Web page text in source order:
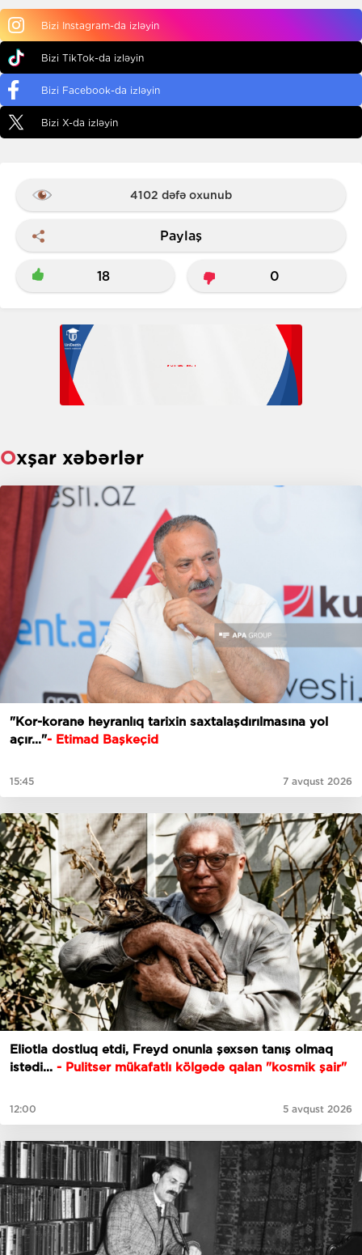
Bizi Instagram-da izləyin
Bizi TikTok-da izləyin
Bizi Facebook-da izləyin
Bizi X-da izləyin
4102 dəfə oxunub
Paylaş
18 0
Oxşar xəbərlər
"Kor-koranə heyranlıq tarixin saxtalaşdırılmasına yol
açır..."- Etimad Başkeçid
15:45 7 avqust 2026
Eliotla dostluq etdi, Freyd onunla şəxsən tanış olmaq
istədi... - Pulitser mükafatlı kölgədə qalan "kosmik şair"
12:00 5 avqust 2026